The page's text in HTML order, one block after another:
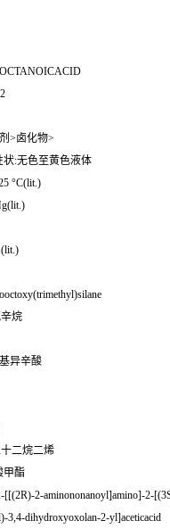
>卤化物>
:无色至黄色液体
°C(lit.)
烷
异辛酸
十二烷二烯
甲酯
[[(2R)-2-aminononanoyl]amino]-2-
3,4-dihydroxyoxolan-2-yl]aceticacid